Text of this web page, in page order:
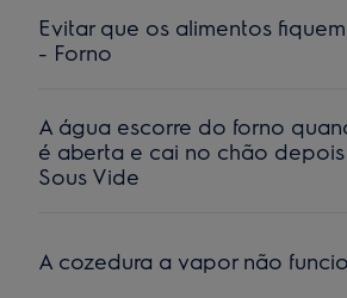
Evitar que os alimentos
- Forno
A água escorre do forno
é aberta e cai no chão
Sous Vide
A cozedura a vapor não